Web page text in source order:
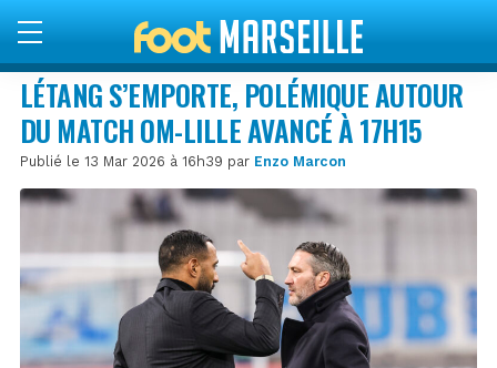
LÉTANG S’EMPORTE, POLÉMIQUE AUTOUR
DU MATCH OM-LILLE AVANCÉ À 17H15
Publié le 13 Mar 2026 à 16h39 par Enzo Marcon